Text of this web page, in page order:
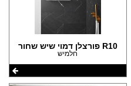
R10 פורצלן דמוי שיש שחור
חלמיש